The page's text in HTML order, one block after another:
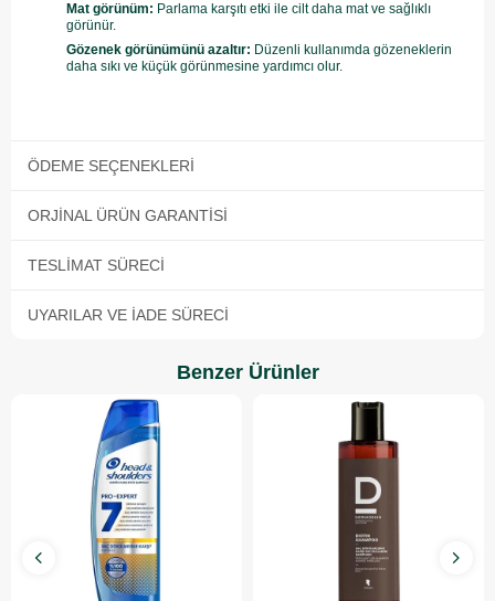
Mat görünüm: Parlama karşıtı etki ile cilt daha mat ve sağlıklı
görünür.
Gözenek görünümünü azaltır: Düzenli kullanımda gözeneklerin
daha sıkı ve küçük görünmesine yardımcı olur.
ÖDEME SEÇENEKLERI
ORJINAL ÜRÜN GARANTISI
TESLIMAT SÜRECI
UYARILAR VE İADE SÜRECI
Benzer Ürünler